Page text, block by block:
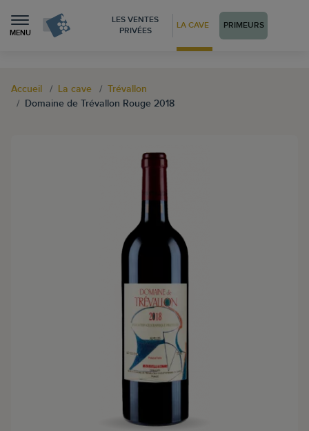
MENU
LES VENTES
PRIVÉES
LA CAVE PRIMEURS
Accueil La cave
Trévallon
Domaine de Trévallon Rouge 2018